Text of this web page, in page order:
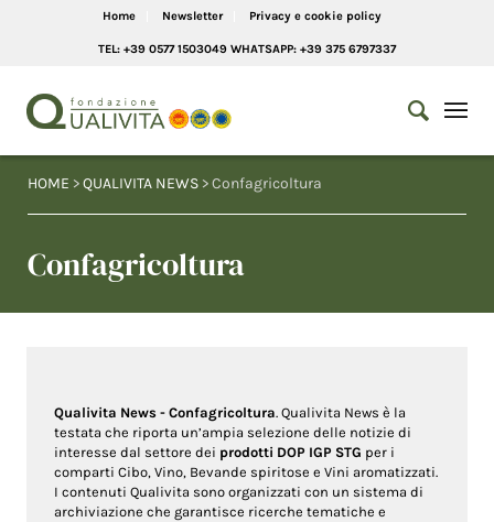
Home Newsletter Privacy e cookie policy
TEL: +39 0577 1503049 WHATSAPP: +39 375 6797337
HOME >QUALIVITA NEWS > Confagricoltura
Confagricoltura
Qualivita News - Confagricoltura. Qualivita News è la
testata che riporta un’ampia selezione delle notizie di
interesse dal settore dei prodotti DOP IGP STG per i
comparti Cibo, Vino, Bevande spiritose e Vini aromatizzati.
I contenuti Qualivita sono organizzati con un sistema di
archiviazione che garantisce ricerche tematiche e